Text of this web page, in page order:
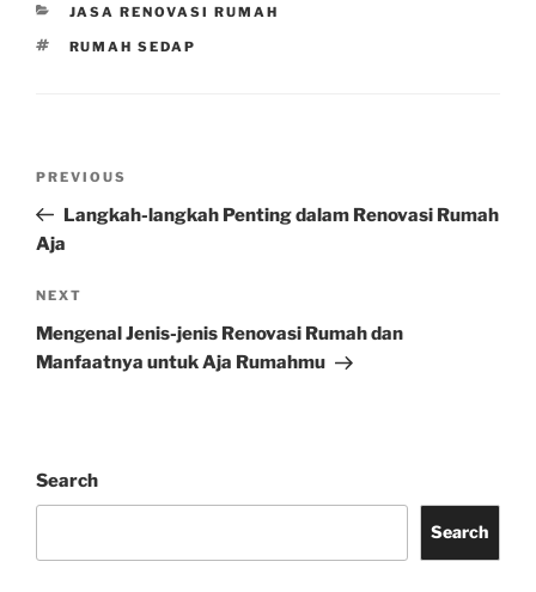
CATEGORIES
JASA RENOVASI RUMAH
TAGS
RUMAH SEDAP
Previous
Post
PREVIOUS
Langkah-langkah Penting dalam Renovasi Rumah
Aja
Next
Post
NEXT
Mengenal Jenis-jenis Renovasi Rumah dan
Manfaatnya untuk Aja Rumahmu
Search
Search